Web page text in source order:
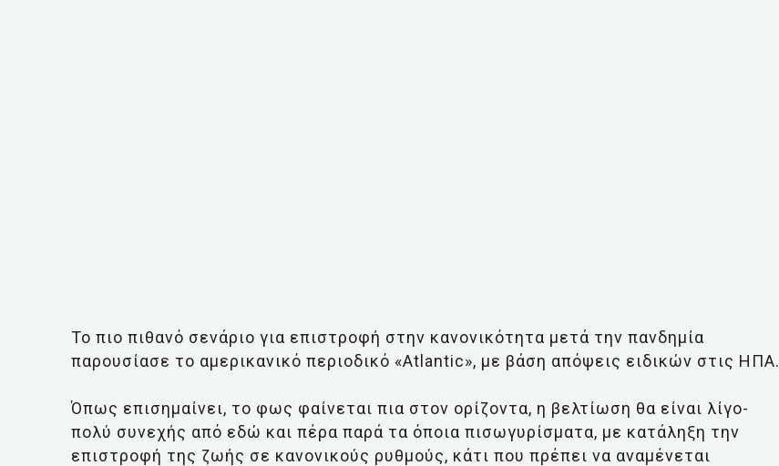
Το πιο πιθανό σενάριο για επιστροφή στην κανονικότητα μετά την πανδημία
παρουσίασε το αμερικανικό περιοδικό «Atlantic», με βάση απόψεις ειδικών στις ΗΠΑ.
Όπως επισημαίνει, το φως φαίνεται πια στον ορίζοντα, η βελτίωση θα είναι λίγο-
πολύ συνεχής από εδώ και πέρα παρά τα όποια πισωγυρίσματα, με κατάληξη την
επιστροφή της ζωής σε κανονικούς ρυθμούς, κάτι που πρέπει να αναμένεται